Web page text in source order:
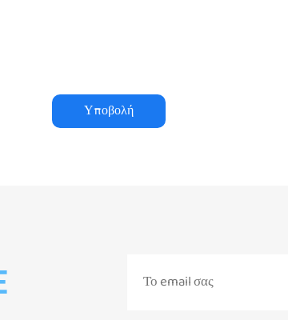
Υποβολή